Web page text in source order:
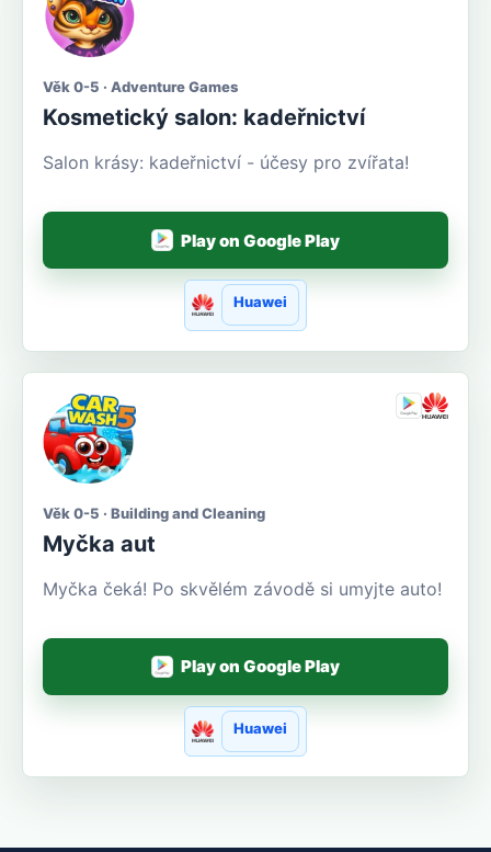
Věk 0-5 · Adventure Games
Kosmetický salon: kadeřnictví
Salon krásy: kadeřnictví - účesy pro zvířata!
Play on Google Play
Huawei
Věk 0-5 · Building and Cleaning
Myčka aut
Myčka čeká! Po skvělém závodě si umyjte auto!
Play on Google Play
Huawei